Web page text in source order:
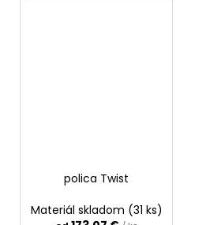
polica Twist
Materiál skladom (31 ks)